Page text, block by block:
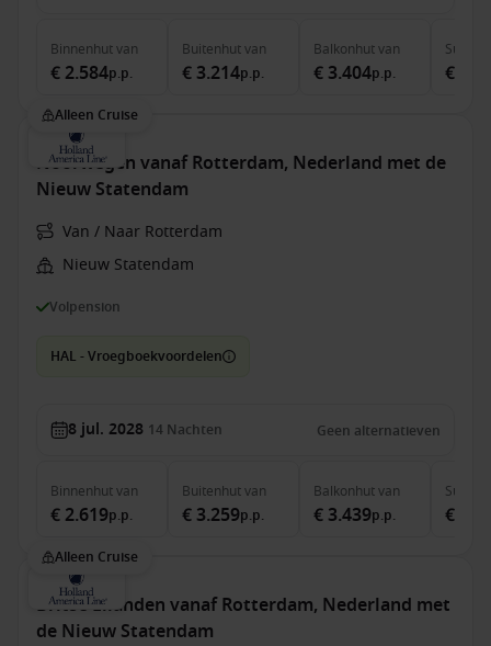
Binnenhutvan
€ 2.584p.p.
Buitenhutvan
€ 3.214p.p.
Balkonhutvan
€ 3.404p.p.
Suite
€
Alleen Cruise
Noorwegen vanaf Rotterdam, Nederland met de
Nieuw Statendam
Van / Naar Rotterdam
Nieuw Statendam
Volpension
HAL - Vroegboekvoordelen
8 jul. 2028 14 Nachten Geen alternatieven
Binnenhutvan
€ 2.619p.p.
Buitenhutvan
€ 3.259p.p.
Balkonhutvan
€ 3.439p.p.
Suite
€
Alleen Cruise
Britse Eilanden vanaf Rotterdam, Nederland met
de Nieuw Statendam